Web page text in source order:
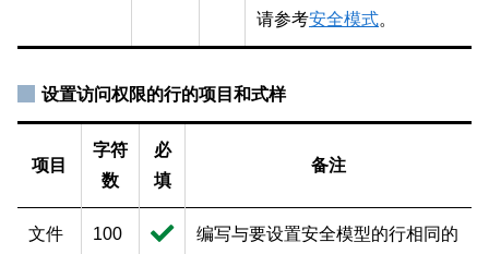
请参考安全模式。
设置访问权限的行的项目和式样
项目
字符
数
必
填
备注
文件
100
编写与要设置安全模型的行相同的